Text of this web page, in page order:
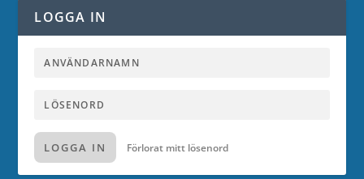
LOGGA IN
LOGGA IN Förlorat mitt lösenord